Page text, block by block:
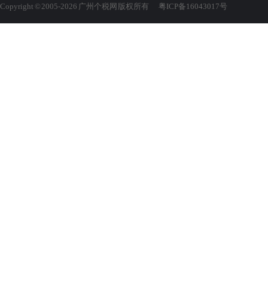
Copyright © 2005-2026 广州个税网 版权所有 粤ICP备16043017号